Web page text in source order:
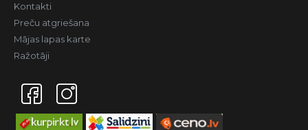
Kontakti
Preču atgriešana
Mājas lapas karte
Ražotāji